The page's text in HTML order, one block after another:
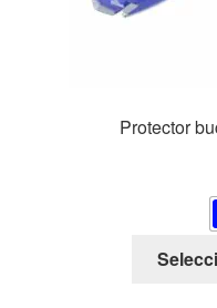
Protector